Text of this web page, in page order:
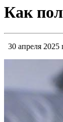
Как
30 апреля 2025